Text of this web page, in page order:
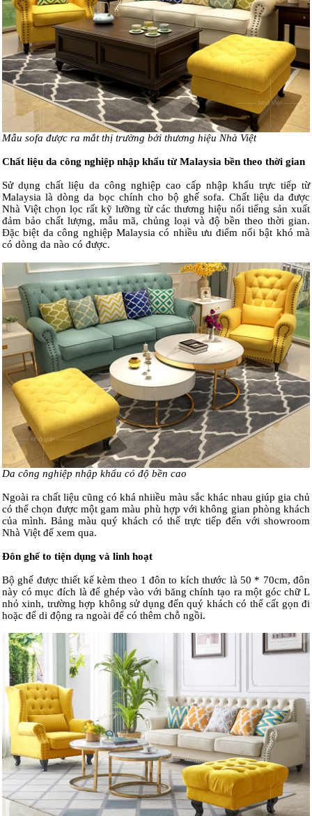
Mẫu sofa được ra mắt thị trường bởi thương hiệu Nhà Việt
Chất liệu da công nghiệp nhập khẩu từ Malaysia bền theo thời gian
Sử dụng chất liệu da công nghiệp cao cấp nhập khẩu trực tiếp từ
Malaysia là dòng da bọc chính cho bộ ghế sofa. Chất liệu da được
Nhà Việt chọn lọc rất kỹ lưỡng từ các thương hiệu nổi tiếng sản xuất
đảm bảo chất lượng, mẫu mã, chủng loại và độ bền theo thời gian.
Đặc biệt da công nghiệp Malaysia có nhiều ưu điểm nổi bật khó mà
có dòng da nào có được.
Da công nghiệp nhập khẩu có độ bền cao
Ngoài ra chất liệu cũng có khá nhiiều màu sắc khác nhau giúp gia chủ
có thể chọn được một gam màu phù hợp với không gian phòng khách
của mình. Bảng màu quý khách có thể trực tiếp đến với showroom
Nhà Việt để xem qua.
Đôn ghế to tiện dụng và linh hoạt
Bộ ghế được thiết kế kèm theo 1 đôn to kích thước là 50 * 70cm, đôn
này có mục đích là để ghép vào với băng chính tạo ra một góc chữ L
nhỏ xinh, trường hợp không sử dụng đến quý khách có thể cất gọn đi
hoặc để di động ra ngoài để có thêm chỗ ngồi.